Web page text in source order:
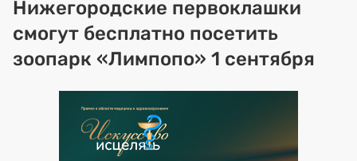
Статьи
Здоровье
BORЩ
Искусство исцелять
Нижегородские первоклашки
смогут бесплатно посетить
зоопарк «Лимпопо» 1 сентября